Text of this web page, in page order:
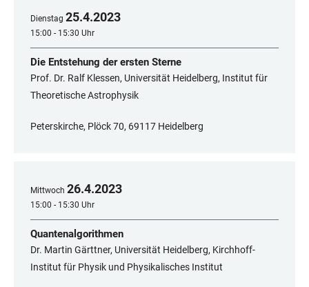
Dienstag 25.4.2023
15:00 - 15:30 Uhr
Die Entstehung der ersten Sterne
Prof. Dr. Ralf Klessen, Universität Heidelberg, Institut für
Theoretische Astrophysik
Peterskirche, Plöck 70, 69117 Heidelberg
Mittwoch 26.4.2023
15:00 - 15:30 Uhr
Quantenalgorithmen
Dr. Martin Gärttner, Universität Heidelberg, Kirchhoff-
Institut für Physik und Physikalisches Institut